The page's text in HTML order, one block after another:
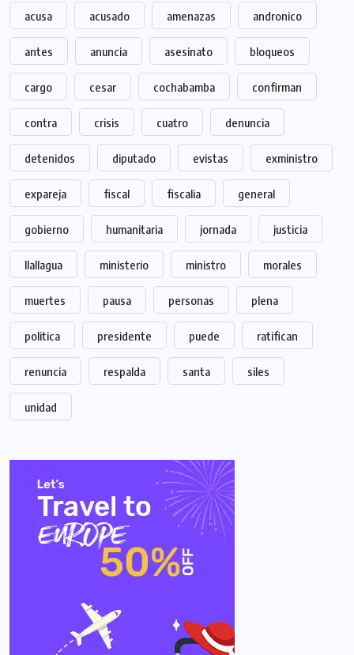
acusa acusado amenazas andronico
antes anuncia asesinato bloqueos
cargo cesar cochabamba confirman
contra crisis cuatro denuncia
detenidos diputado evistas exministro
expareja fiscal fiscalia general
gobierno humanitaria jornada justicia
llallagua ministerio ministro morales
muertes pausa personas plena
politica presidente puede ratifican
renuncia respalda santa siles
unidad